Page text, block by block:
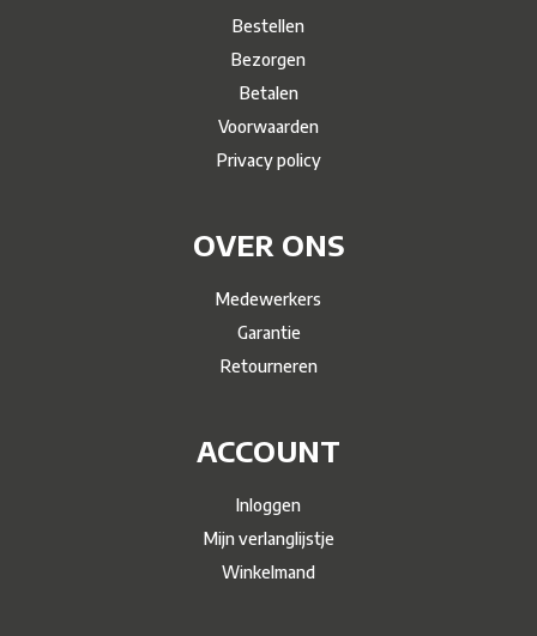
Bestellen
Bezorgen
Betalen
Voorwaarden
Privacy policy
OVER ONS
Medewerkers
Garantie
Retourneren
ACCOUNT
Inloggen
Mijn verlanglijstje
Winkelmand